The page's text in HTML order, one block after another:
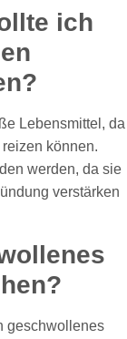
ich
Lebensmittel, da
können.
werden, da sie
verstärken
geschwollenes